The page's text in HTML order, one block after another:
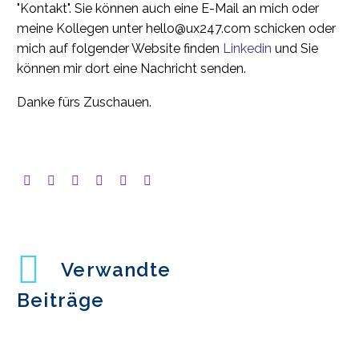
"Kontakt". Sie können auch eine E-Mail an mich oder
meine Kollegen unter hello@ux247.com schicken oder
mich auf folgender Website finden Linkedin und Sie
können mir dort eine Nachricht senden.
Danke fürs Zuschauen.
Verwandte
Beiträge